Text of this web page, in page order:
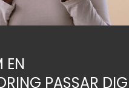
EN
PASSAR DIG